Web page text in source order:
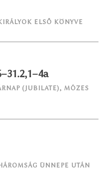
ELSŐ KÖNYVE
(JUBILATE), MÓZES
ÜNNEPE UTÁN